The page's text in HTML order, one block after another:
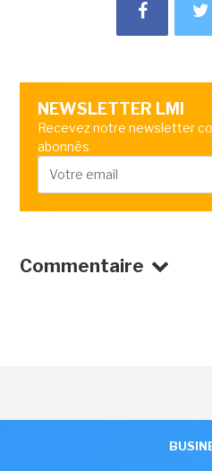
NEWSLETTER LMI
Recevez notre newsletter
abonnés
Commentaire